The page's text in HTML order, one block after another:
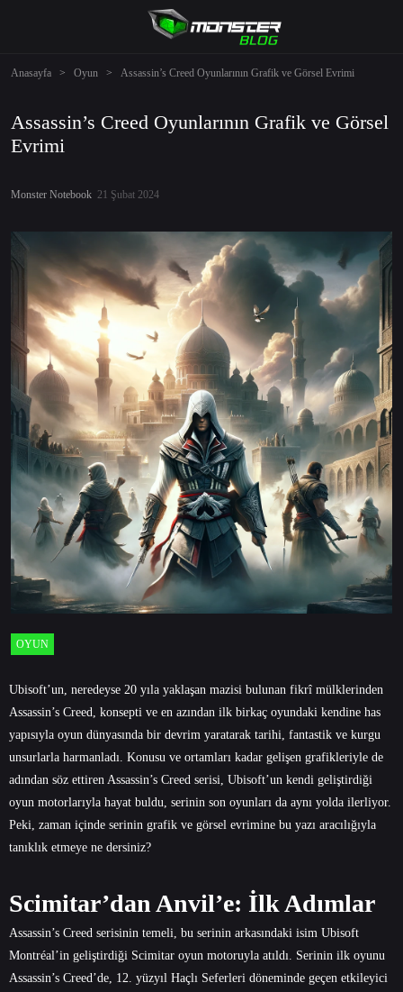
Anasayfa > Oyun > Assassin’s Creed Oyunlarının Grafik ve Görsel Evrimi
Assassin’s Creed Oyunlarının Grafik ve Görsel
Evrimi
Monster Notebook 21 Şubat 2024
OYUN
Ubisoft’un, neredeyse 20 yıla yaklaşan mazisi bulunan fikrî mülklerinden
Assassin’s Creed, konsepti ve en azından ilk birkaç oyundaki kendine has
yapısıyla oyun dünyasında bir devrim yaratarak tarihi, fantastik ve kurgu
unsurlarla harmanladı. Konusu ve ortamları kadar gelişen grafikleriyle de
adından söz ettiren Assassin’s Creed serisi, Ubisoft’un kendi geliştirdiği
oyun motorlarıyla hayat buldu, serinin son oyunları da aynı yolda ilerliyor.
Peki, zaman içinde serinin grafik ve görsel evrimine bu yazı aracılığıyla
tanıklık etmeye ne dersiniz?
Scimitar’dan Anvil’e: İlk Adımlar
Assassin’s Creed serisinin temeli, bu serinin arkasındaki isim Ubisoft
Montréal’in geliştirdiği Scimitar oyun motoruyla atıldı. Serinin ilk oyunu
Assassin’s Creed’de, 12. yüzyıl Haçlı Seferleri döneminde geçen etkileyici